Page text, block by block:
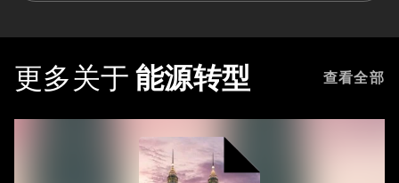
更多关于 能源转型 查看全部